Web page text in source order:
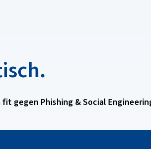
gegen Phishing & Social